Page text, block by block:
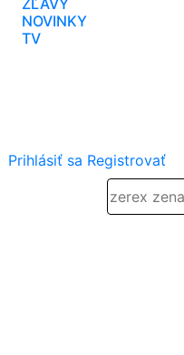
ZĽAVY
NOVINKY
TV
Prihlásiť sa Registrovať